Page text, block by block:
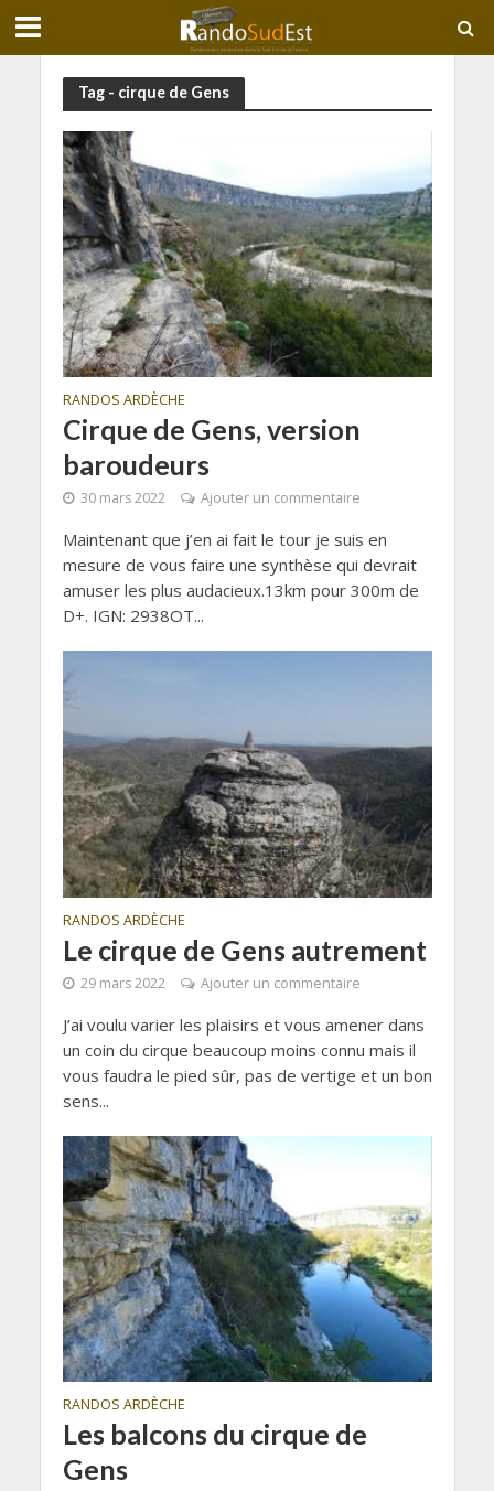
Tag - cirque de Gens
RANDOS ARDÈCHE
Cirque de Gens, version
baroudeurs
30 mars 2022 Ajouter un commentaire
Maintenant que j’en ai fait le tour je suis en
mesure de vous faire une synthèse qui devrait
amuser les plus audacieux.13km pour 300m de
D+. IGN: 2938OT...
RANDOS ARDÈCHE
Le cirque de Gens autrement
29 mars 2022 Ajouter un commentaire
J’ai voulu varier les plaisirs et vous amener dans
un coin du cirque beaucoup moins connu mais il
vous faudra le pied sûr, pas de vertige et un bon
sens...
RANDOS ARDÈCHE
Les balcons du cirque de
Gens